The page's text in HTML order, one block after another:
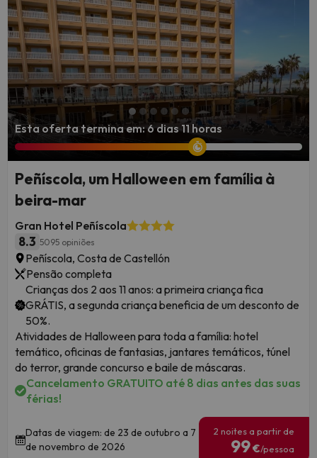
desde luxuosos hotéis cinco estrelas com vistas panorâmicas
do Mediterrâneo até pitorescas acomodações boutique
escondidas em bairros históricos. Encontrar o lugar perfeito
para descansar faz parte da aventura, principalmente quando
se considera o clima ameno de Valência, que permite visitá-la
em quase qualquer época do ano.
Vista panorâmica da Plaza de la Virgen
Esta oferta termina em: 6 dias 11 horas
Peñíscola, um Halloween em família à
beira-mar
Gran Hotel Peñíscola
8.3 5095 opiniões
Peñíscola, Costa de Castellón
Pensão completa
Crianças dos 2 aos 11 anos: a primeira criança fica
GRÁTIS, a segunda criança beneficia de um desconto de
50%.
Atividades de Halloween para toda a família: hotel
temático, oficinas de fantasias, jantares temáticos, túnel
do terror, grande concurso e baile de máscaras.
Cancelamento GRATUITO até 8 dias antes das suas
férias!
Datas de viagem: de 23 de outubro a 7
de novembro de 2026
2 noites a partir de
99€/pessoa